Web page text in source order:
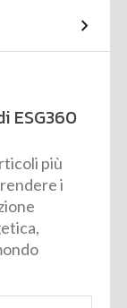
ESG360
più
i